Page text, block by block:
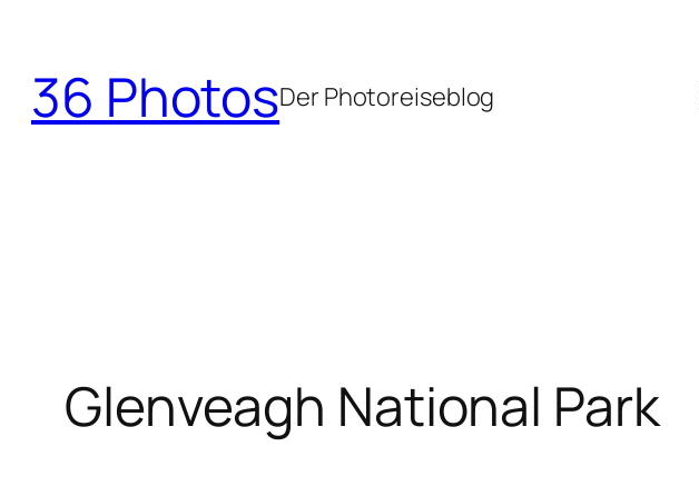
springen
36 PhotosDer Photoreiseblog
Glenveagh National Park